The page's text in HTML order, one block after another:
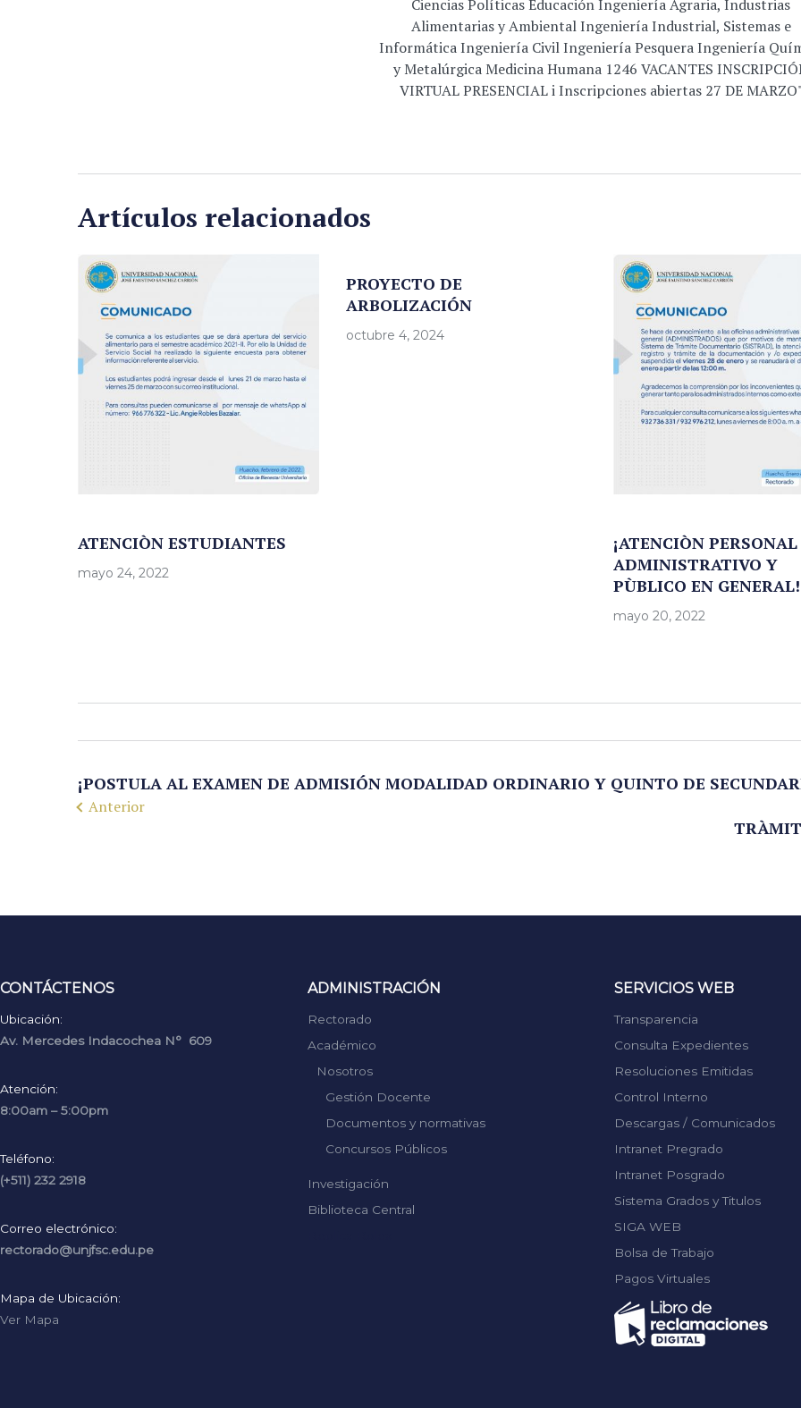
Artículos relacionados
ATENCIÒN ESTUDIANTES
mayo 24, 2022
PROYECTO DE
ARBOLIZACIÓN
octubre 4, 2024
¡ATENCIÒN PERSONAL
ADMINISTRATIVO Y
PÙBLICO EN GENERAL!
mayo 20, 2022
¡POSTULA AL EXAMEN DE ADMISIÓN MODALIDAD ORDINARIO Y QUINTO DE
Anterior
CONTÁCTENOS
Ubicación:
Av. Mercedes Indacochea N° 609
Atención:
8:00am – 5:00pm
Teléfono:
(+511) 232 2918
Correo electrónico:
rectorado@unjfsc.edu.pe
Mapa de Ubicación:
Ver Mapa
ADMINISTRACIÓN
Rectorado
Académico
Nosotros
Gestión Docente
Documentos y normativas
Concursos Públicos
Investigación
Biblioteca Central
SERVICIOS WEB
Transparencia
Consulta Expedientes
Resoluciones Emitidas
Control Interno
Descargas / Comunicados
Intranet Pregrado
Intranet Posgrado
Sistema Grados y Titulos
SIGA WEB
Bolsa de Trabajo
Pagos Virtuales